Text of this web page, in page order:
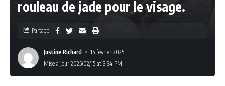
rouleau de jade pour le visage.
Justine Richard
15 février 2025
Mise à jour 2025/02/15 at 3:34 PM
Partage